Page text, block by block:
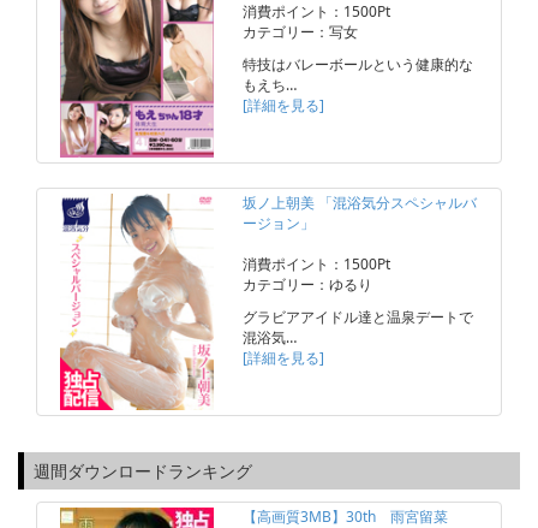
消費ポイント：1500Pt
カテゴリー：写女
特技はバレーボールという健康的な
もえち…
[詳細を見る]
坂ノ上朝美 「混浴気分スペシャルバ
ージョン」
消費ポイント：1500Pt
カテゴリー：ゆるり
グラビアアイドル達と温泉デートで
混浴気…
[詳細を見る]
週間ダウンロードランキング
【高画質3MB】30th 雨宮留菜